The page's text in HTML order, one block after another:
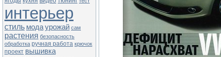
интерьер
стиль модаурожай сам
растения безопасность
обработка ручная работа крючок
проект вышивка